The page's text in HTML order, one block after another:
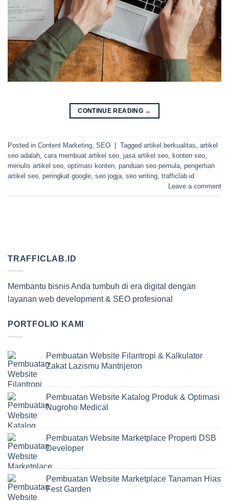
CONTINUE READING →
Posted in Content Marketing SEO Tagged artikel berkualitas artikel
seo adalah cara membuat artikel seo jasa artikel seo konten seo
menulis artikel seo optimasi konten panduan seo pemula pengertian
artikel seo peringkat google seo jogja seo writing trafficlab.id
Leave a comment
TRAFFICLAB.ID
Membantu bisnis Anda tumbuh di era digital dengan
layanan web development & SEO profesional
PORTFOLIO KAMI
Pembuatan Website Filantropi & Kalkulator
Zakat Lazismu Mantrijeron
Pembuatan Website Katalog Produk & Optimasi
Nugroho Medical
Pembuatan Website Marketplace Properti DSB
Developer
Pembuatan Website Marketplace Tanaman Hias
Fest Garden